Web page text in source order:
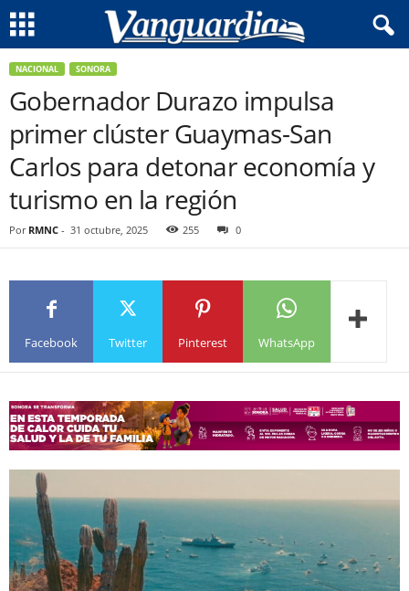
NACIONAL SONORA
Gobernador Durazo impulsa
primer clúster Guaymas-San
Carlos para detonar economía y
turismo en la región
Por RMNC - 31 octubre, 2025 255 0
Facebook Twitter Pinterest WhatsApp